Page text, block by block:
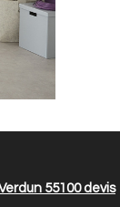
55100devis